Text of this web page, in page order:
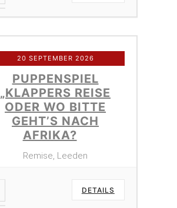
20 SEPTEMBER 2026
PUPPENSPIEL
„KLAPPERS REISE
ODER WO BITTE
GEHT’S NACH
AFRIKA?
Remise, Leeden
DETAILS